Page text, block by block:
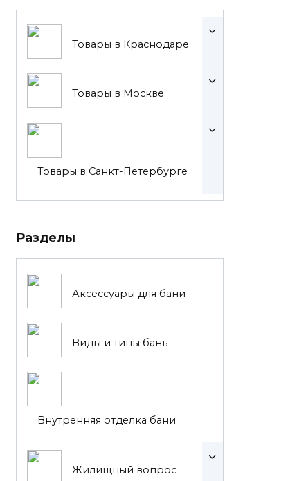
Товары в Краснодаре
Товары в Москве
Товары в Санкт-Петербурге
Разделы
Аксессуары для бани
Виды и типы бань
Внутренняя отделка бани
Жилищный вопрос